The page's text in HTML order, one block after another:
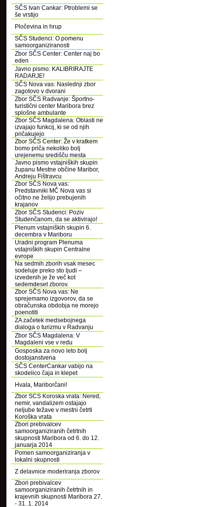
SČS Ivan Cankar: Ptroblemi se
še vrstijo
Pločevina in hrup
SČS Studenci: O pomenu
samoorganiziranosti
Zbor SČS Center: Center naj bo
eden
Javno pismo: KALIBRIRAJTE
RADARJE!
SČS Nova vas: Naslednji zbor
zagotovo v dvorani
Zbor SČS Radvanje: Športno-
turistični center Maribora brez
splošne ambulante
Zbor SČS Magdalena: Oblasti ne
izvajajo funkcij, ki se od njih
pričakujejo
Zbor SČS Center: Že v kratkem
bomo priča nekoliko bolj
urejenemu središču mesta
Javno pismo vstajniških skupin
županu Mestne občine Maribor,
Andreju Fištravcu
Zbor SČS Nova vas:
Predstavniki MČ Nova vas si
očitno ne želijo prebujenih
krajanov
Zbor SČS Studenci: Poziv
Studenčanom, da se aktivirajo!
Plenum vstajniških skupin 6.
decembra v Mariboru
Uradni program Plenuma
vstajniških skupin Centralne
evrope
Na sedmih zborih vsak mesec
sodeluje preko sto ljudi –
izvedenih je že več kot
sedemdeset zborov.
Zbor SČS Nova vas: Ne
sprejemamo izgovorov, da se
obračunska obdobja ne morejo
poenotiti
ZA začetek medsebojnega
dialoga o turizmu v Radvanju
Zbor SČS Magdalena: V
Magdaleni vse v redu
Gosposka za novo leto bolj
dostojanstvena
SČS CenterCankar vabijo na
skodelico čaja in klepet
Hvala, Mariborčani!
Zbor SCS Koroska vrata: Nered,
nemir, vandalizem ostajajo
neljube težave v mestni četrti
Koroška vrata
Zbori prebivalcev
samoorganiziranih četrtnih
skupnosti Maribora od 6. do 12.
januarja 2014
Pomen samoorganiziranja v
lokalni skupnosti
Z delavnice moderiranja zborov
Zbori prebivalcev
samoorganiziranih četrtnih in
krajevnih skupnosti Maribora 27.
- 31. 1. 2014